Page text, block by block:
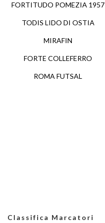
FORTITUDO POMEZIA 1957
TODIS LIDO DI OSTIA
MIRAFIN
FORTE COLLEFERRO
ROMA FUTSAL
Classifica Marcatori